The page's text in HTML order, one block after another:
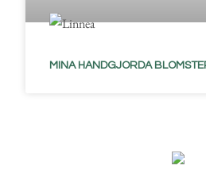
MINA HANDGJORDA